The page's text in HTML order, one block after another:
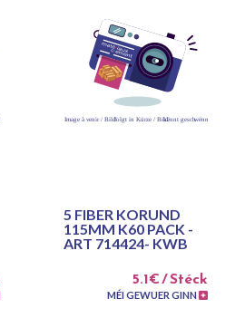
5 FIBER KORUND
115MM K60 PACK -
ART 714424- KWB
5.1€ / Stéck
MÉI GEWUER GINN